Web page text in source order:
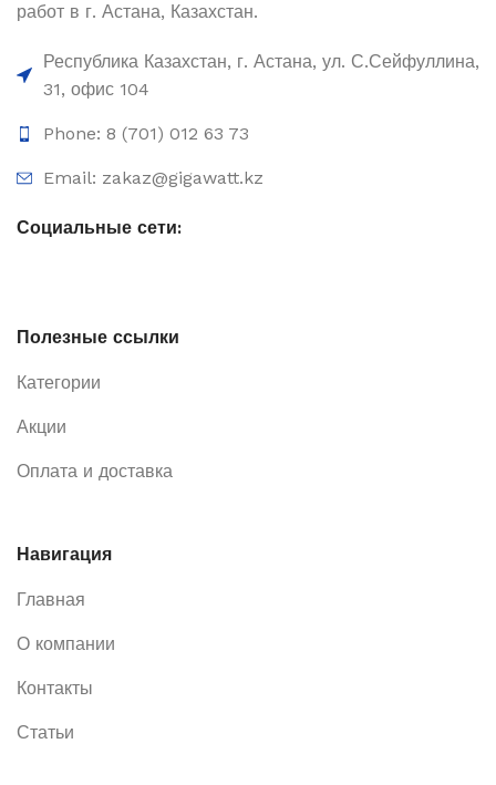
работ в г. Астана, Казахстан.
Республика Казахстан, г. Астана, ул. С.Сейфуллина,
31, офис 104
Phone: 8 (701) 012 63 73
Email: zakaz@gigawatt.kz
Социальные сети:
Полезные ссылки
Категории
Акции
Оплата и доставка
Навигация
Главная
О компании
Контакты
Статьи